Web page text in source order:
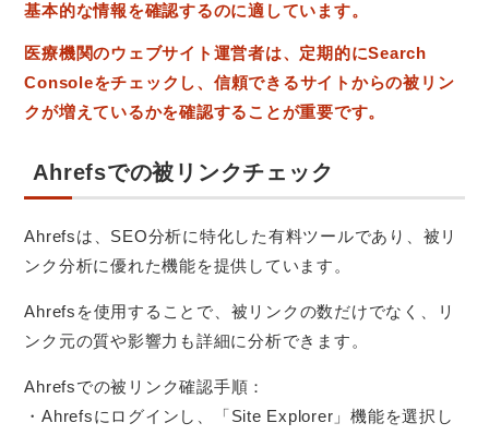
基本的な情報を確認するのに適しています。
医療機関のウェブサイト運営者は、定期的にSearch
Consoleをチェックし、信頼できるサイトからの被リン
クが増えているかを確認することが重要です。
Ahrefsでの被リンクチェック
Ahrefsは、SEO分析に特化した有料ツールであり、被リ
ンク分析に優れた機能を提供しています。
Ahrefsを使用することで、被リンクの数だけでなく、リ
ンク元の質や影響力も詳細に分析できます。
Ahrefsでの被リンク確認手順：
・Ahrefsにログインし、「Site Explorer」機能を選択し